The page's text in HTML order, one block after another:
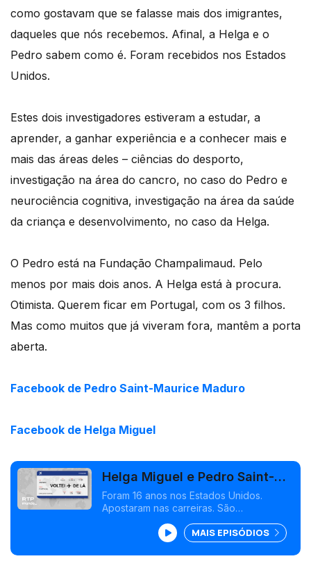
como gostavam que se falasse mais dos imigrantes,
daqueles que nós recebemos. Afinal, a Helga e o
Pedro sabem como é. Foram recebidos nos Estados
Unidos.
Estes dois investigadores estiveram a estudar, a
aprender, a ganhar experiência e a conhecer mais e
mais das áreas deles – ciências do desporto,
investigação na área do cancro, no caso do Pedro e
neurociência cognitiva, investigação na área da saúde
da criança e desenvolvimento, no caso da Helga.
O Pedro está na Fundação Champalimaud. Pelo
menos por mais dois anos. A Helga está à procura.
Otimista. Querem ficar em Portugal, com os 3 filhos.
Mas como muitos que já viveram fora, mantêm a porta
aberta.
Facebook de Pedro Saint-Maurice Maduro
Facebook de Helga Miguel
Helga Miguel e Pedro Saint-
Maurice | Estados Unidos >
Oeiras
Foram 16 anos nos Estados Unidos.
Apostaram nas carreiras. São
três filhos. O Pedro está a investigar. A
Helga está à procura de um lugar,
otimista.
MAIS EPISÓDIOS